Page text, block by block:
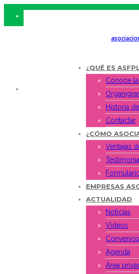
¿QUÉ ES
Conoce
Historia
Contactar
¿CÓMO
Ventajas
EMPRESAS
ACTUALIDAD
Noticias
Vídeos
Agenda
Área